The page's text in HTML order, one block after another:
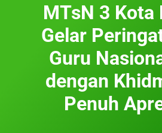
MTsN 3 Kota
Gelar
Guru
dengan
Penuh